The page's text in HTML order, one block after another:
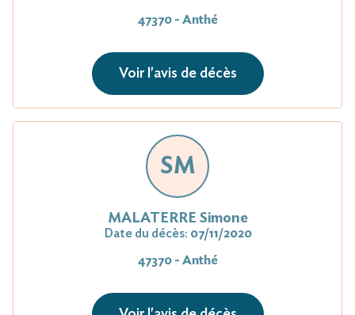
47370 - Anthé
Voir l'avis de décès
SM
MALATERRE Simone
Date du décès: 07/11/2020
47370 - Anthé